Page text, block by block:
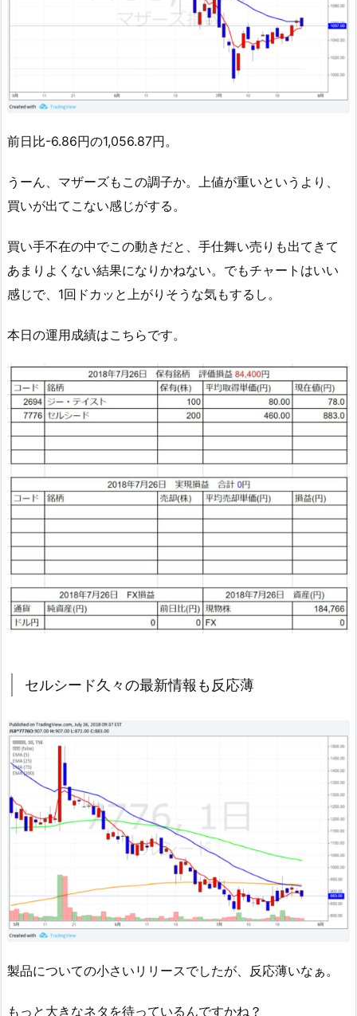
前日比-6.86円の1,056.87円。
うーん、マザーズもこの調子か。上値が重いというより、
買いが出てこない感じがする。
買い手不在の中でこの動きだと、手仕舞い売りも出てきて
あまりよくない結果になりかねない。でもチャートはいい
感じで、1回ドカッと上がりそうな気もするし。
本日の運用成績はこちらです。
セルシード久々の最新情報も反応薄
製品についての小さいリリースでしたが、反応薄いなぁ。
もっと大きなネタを待っているんですかね？